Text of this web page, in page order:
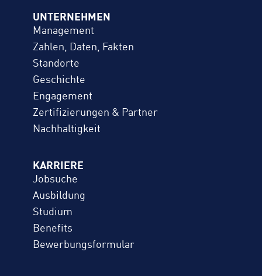
KARRIERE
Jobsuche
Ausbildung
Studium
Benefits
Bewerbungs­formular
UNTERNEHMEN
Management
Zahlen, Daten, Fakten
Standorte
Geschichte
Engagement
Zertifizierungen & Partner
Nachhaltigkeit